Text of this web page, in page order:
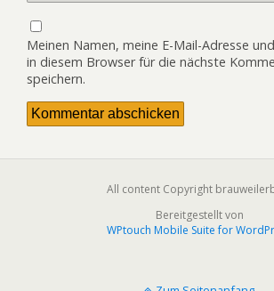
Meinen Namen, meine E-Mail-Adresse
in diesem Browser für die nächste
speichern.
All content Copyright
Bereitgestellt von
WPtouch Mobile Suite for